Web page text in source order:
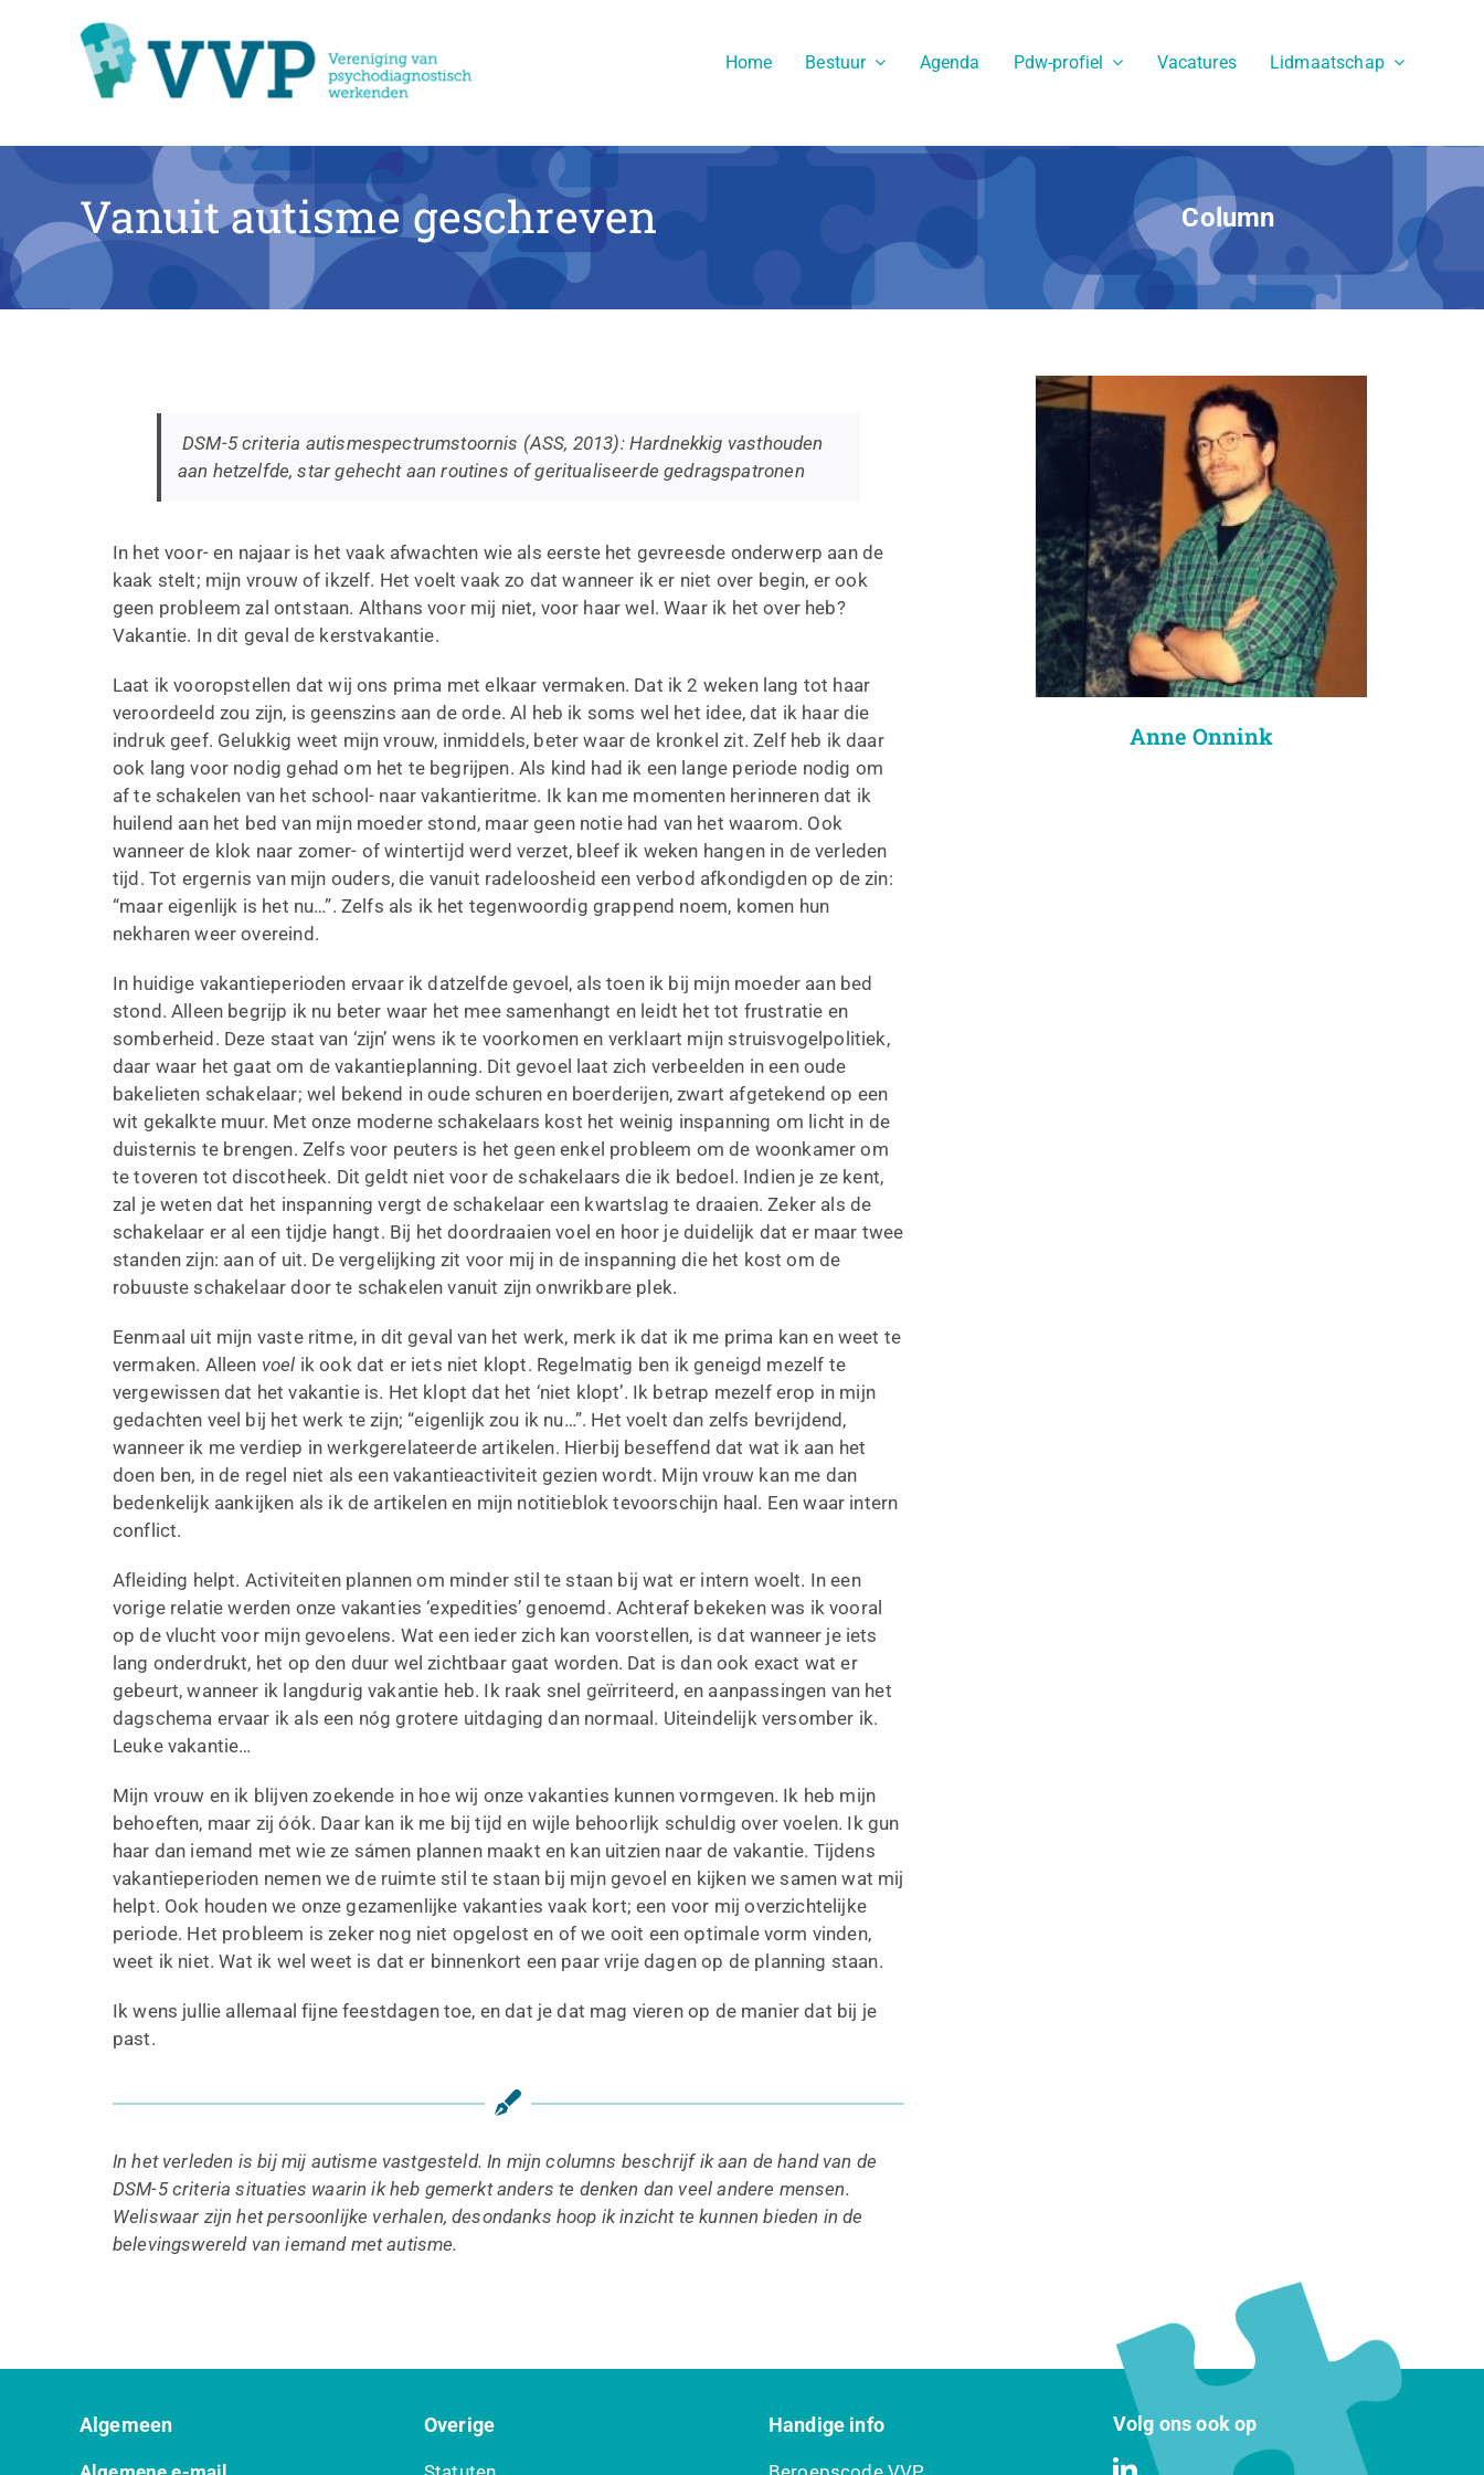
Home Bestuur Agenda Pdw-profiel Vacatures Lidmaatschap
Vanuit autisme geschreven Column
DSM-5 criteria autismespectrumstoornis (ASS, 2013): Hardnekkig vasthouden
aan hetzelfde, star gehecht aan routines of geritualiseerde gedragspatronen
In het voor- en najaar is het vaak afwachten wie als eerste het gevreesde onderwerp aan de
kaak stelt; mijn vrouw of ikzelf. Het voelt vaak zo dat wanneer ik er niet over begin, er ook
geen probleem zal ontstaan. Althans voor mij niet, voor haar wel. Waar ik het over heb?
Vakantie. In dit geval de kerstvakantie.
Laat ik vooropstellen dat wij ons prima met elkaar vermaken. Dat ik 2 weken lang tot haar
veroordeeld zou zijn, is geenszins aan de orde. Al heb ik soms wel het idee, dat ik haar die
indruk geef. Gelukkig weet mijn vrouw, inmiddels, beter waar de kronkel zit. Zelf heb ik daar
ook lang voor nodig gehad om het te begrijpen. Als kind had ik een lange periode nodig om
af te schakelen van het school- naar vakantieritme. Ik kan me momenten herinneren dat ik
huilend aan het bed van mijn moeder stond, maar geen notie had van het waarom. Ook
wanneer de klok naar zomer- of wintertijd werd verzet, bleef ik weken hangen in de verleden
tijd. Tot ergernis van mijn ouders, die vanuit radeloosheid een verbod afkondigden op de zin:
“maar eigenlijk is het nu…”. Zelfs als ik het tegenwoordig grappend noem, komen hun
nekharen weer overeind.
In huidige vakantieperioden ervaar ik datzelfde gevoel, als toen ik bij mijn moeder aan bed
stond. Alleen begrijp ik nu beter waar het mee samenhangt en leidt het tot frustratie en
somberheid. Deze staat van ‘zijn’ wens ik te voorkomen en verklaart mijn struisvogelpolitiek,
daar waar het gaat om de vakantieplanning. Dit gevoel laat zich verbeelden in een oude
bakelieten schakelaar; wel bekend in oude schuren en boerderijen, zwart afgetekend op een
wit gekalkte muur. Met onze moderne schakelaars kost het weinig inspanning om licht in de
duisternis te brengen. Zelfs voor peuters is het geen enkel probleem om de woonkamer om
te toveren tot discotheek. Dit geldt niet voor de schakelaars die ik bedoel. Indien je ze kent,
zal je weten dat het inspanning vergt de schakelaar een kwartslag te draaien. Zeker als de
schakelaar er al een tijdje hangt. Bij het doordraaien voel en hoor je duidelijk dat er maar twee
standen zijn: aan of uit. De vergelijking zit voor mij in de inspanning die het kost om de
robuuste schakelaar door te schakelen vanuit zijn onwrikbare plek.
Eenmaal uit mijn vaste ritme, in dit geval van het werk, merk ik dat ik me prima kan en weet te
vermaken. Alleen voel ik ook dat er iets niet klopt. Regelmatig ben ik geneigd mezelf te
vergewissen dat het vakantie is. Het klopt dat het ‘niet klopt’. Ik betrap mezelf erop in mijn
gedachten veel bij het werk te zijn; “eigenlijk zou ik nu…”. Het voelt dan zelfs bevrijdend,
wanneer ik me verdiep in werkgerelateerde artikelen. Hierbij beseffend dat wat ik aan het
doen ben, in de regel niet als een vakantieactiviteit gezien wordt. Mijn vrouw kan me dan
bedenkelijk aankijken als ik de artikelen en mijn notitieblok tevoorschijn haal. Een waar intern
conflict.
Afleiding helpt. Activiteiten plannen om minder stil te staan bij wat er intern woelt. In een
vorige relatie werden onze vakanties ‘expedities’ genoemd. Achteraf bekeken was ik vooral
op de vlucht voor mijn gevoelens. Wat een ieder zich kan voorstellen, is dat wanneer je iets
lang onderdrukt, het op den duur wel zichtbaar gaat worden. Dat is dan ook exact wat er
gebeurt, wanneer ik langdurig vakantie heb. Ik raak snel geïrriteerd, en aanpassingen van het
dagschema ervaar ik als een nóg grotere uitdaging dan normaal. Uiteindelijk versomber ik.
Leuke vakantie…
Mijn vrouw en ik blijven zoekende in hoe wij onze vakanties kunnen vormgeven. Ik heb mijn
behoeften, maar zij óók. Daar kan ik me bij tijd en wijle behoorlijk schuldig over voelen. Ik gun
haar dan iemand met wie ze sámen plannen maakt en kan uitzien naar de vakantie. Tijdens
vakantieperioden nemen we de ruimte stil te staan bij mijn gevoel en kijken we samen wat mij
helpt. Ook houden we onze gezamenlijke vakanties vaak kort; een voor mij overzichtelijke
periode. Het probleem is zeker nog niet opgelost en of we ooit een optimale vorm vinden,
weet ik niet. Wat ik wel weet is dat er binnenkort een paar vrije dagen op de planning staan.
Ik wens jullie allemaal fijne feestdagen toe, en dat je dat mag vieren op de manier dat bij je
past.
In het verleden is bij mij autisme vastgesteld. In mijn columns beschrijf ik aan de hand van de
DSM-5 criteria situaties waarin ik heb gemerkt anders te denken dan veel andere mensen.
Weliswaar zijn het persoonlijke verhalen, desondanks hoop ik inzicht te kunnen bieden in de
belevingswereld van iemand met autisme.
Anne Onnink
Algemeen Overige Handige info Volg ons ook op